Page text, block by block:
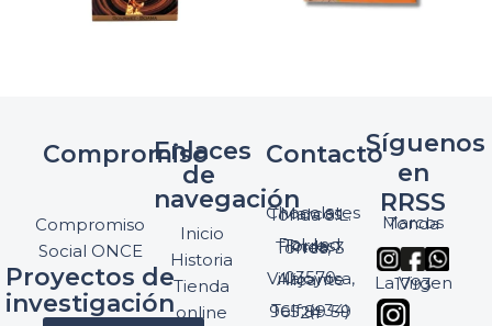
Compromiso
Compromiso
Social ONCE
Proyectos de
investigación
Enlaces
de
navegación
Inicio
Historia
Tienda
online
Contacto
Chocolates Marcos Tonda S.L.
Pol. Ind. Torres, Ptda. Torres, 3
03570 Villajoyosa, Alicante
Telf: (+34) 965 89 59 24
Síguenos
en
RRSS
Marcos Tonda
La Virgen 1793